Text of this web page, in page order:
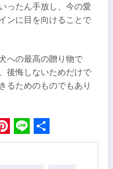
ったん手放し、今の愛
ンに目を向けることで
への最高の贈り物で
後悔しないためだけで
るためのものでもあり
Pinterest
LineShare